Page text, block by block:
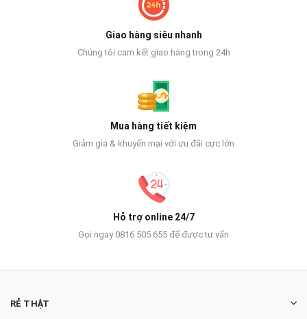
Giao hàng siêu nhanh
Chúng tôi cam kết giao hàng trong 24h
Mua hàng tiết kiệm
Giảm giá & khuyến mại với ưu đãi cực lớn
Hỗ trợ online 24/7
Gọi ngay 0816 505 655 để được tư vấn
RẺ THẬT